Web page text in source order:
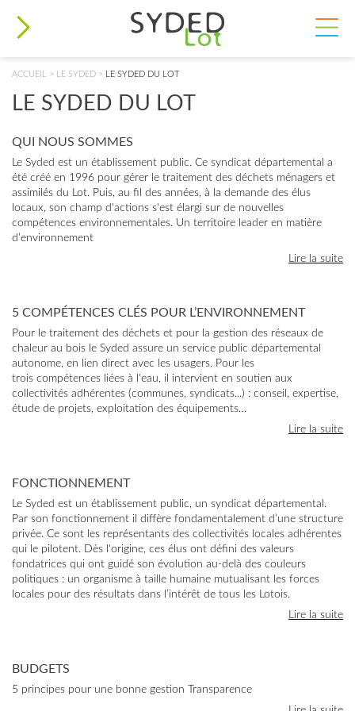
VOUS ÊTES ICI
ACCUEIL > LE SYDED > LE SYDED DU LOT
LE SYDED DU LOT
QUI NOUS SOMMES
Le Syded est un établissement public. Ce syndicat départemental a
été créé en 1996 pour gérer le traitement des déchets ménagers et
assimilés du Lot. Puis, au fil des années, à la demande des élus
locaux, son champ d'actions s'est élargi sur de nouvelles
compétences environnementales. Un territoire leader en matière
d’environnement
Lire la suite
5 COMPÉTENCES CLÉS POUR L’ENVIRONNEMENT
Pour le traitement des déchets et pour la gestion des réseaux de
chaleur au bois le Syded assure un service public départemental
autonome, en lien direct avec les usagers. Pour les
trois compétences liées à l'eau, il intervient en soutien aux
collectivités adhérentes (communes, syndicats...) : conseil, expertise,
étude de projets, exploitation des équipements…
Lire la suite
FONCTIONNEMENT
Le Syded est un établissement public, un syndicat départemental.
Par son fonctionnement il diffère fondamentalement d’une structure
privée. Ce sont les représentants des collectivités locales adhérentes
qui le pilotent. Dès l'origine, ces élus ont défini des valeurs
fondatrices qui ont guidé son évolution au-delà des couleurs
politiques : un organisme à taille humaine mutualisant les forces
locales pour des résultats dans l’intérêt de tous les Lotois.
Lire la suite
BUDGETS
5 principes pour une bonne gestion Transparence